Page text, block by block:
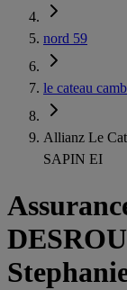
nord 59
le cateau
Allianz Le
SAPIN EI